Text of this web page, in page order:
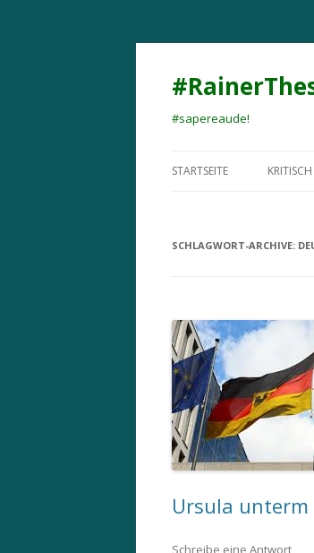
#sapereaude!
STARTSEITE
SCHLAGWORT-ARCHIVE:
Ursula unterm
Schreibe eine Antwort